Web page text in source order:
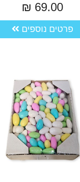
69.00 ₪
פרטים נוספים